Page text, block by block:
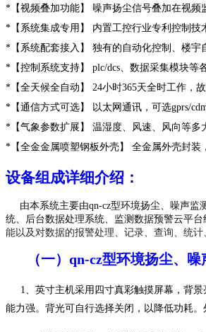
* 【视频叠加功能】
噪声扬尘信号叠加在视频
* 【系统集成专用】
内置工控行业专利控制技
* 【系统配套接入】
独有的自动化控制、楼宇
* 【控制系统支持】
plc/dcs、数据采集模块等
* 【全天候全自动】
24小时365天全时工作，
* 【通信方式可选】
以太网通讯，可选gprs/
* 【气象参数扩展】 温湿度、风速、风向等多
* 【全金金属喷塑钢板外壳】 全金属外壳封装
设备组成详细介绍：
由本系统主要由qn-cz型环境扬尘、噪声监
统、 后台数据处理系统、监测数据预警云平台
能以及对数据的报警处理、记录、查询、统计
（一） qn-cz型环境扬尘、噪
1、英寸主机采用 四寸真彩触摸屏幕， 背景
能力强。背光可自行选择关闭，以降低功耗